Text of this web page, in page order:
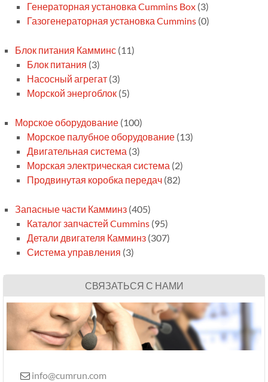
Генераторная установка Cummins Box (3)
Газогенераторная установка Cummins (0)
Блок питания Камминс (11)
Блок питания (3)
Насосный агрегат (3)
Морской энергоблок (5)
Морское оборудование (100)
Морское палубное оборудование (13)
Двигательная система (3)
Морская электрическая система (2)
Продвинутая коробка передач (82)
Запасные части Камминз (405)
Каталог запчастей Cummins (95)
Детали двигателя Камминз (307)
Система управления (3)
СВЯЗАТЬСЯ С НАМИ
 info@cumrun.com